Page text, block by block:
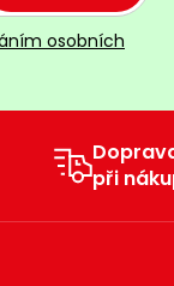
osobních
při